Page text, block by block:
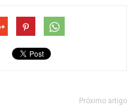
Próximo artigo